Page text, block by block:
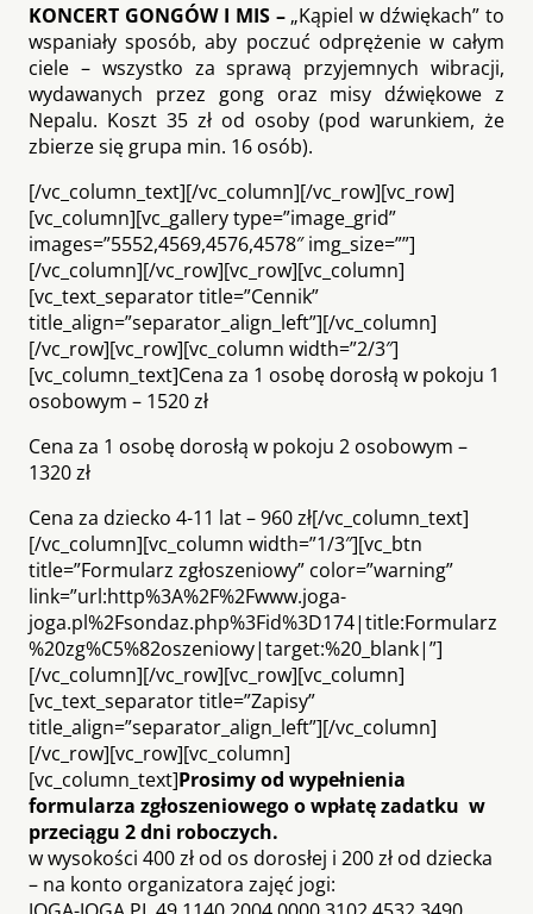
KONCERT GONGÓW I MIS –„Kąpiel w dźwiękach” to
wspaniały sposób, aby poczuć odprężenie w całym
ciele – wszystko za sprawą przyjemnych wibracji,
wydawanych przez gong oraz misy dźwiękowe z
Nepalu. Koszt 35 zł od osoby (pod warunkiem, że
zbierze się grupa min. 16 osób).
[/vc_column_text][/vc_column][/vc_row][vc_row]
[vc_column][vc_gallery type=”image_grid”
images=”5552,4569,4576,4578″ img_size=””]
[/vc_column][/vc_row][vc_row][vc_column]
[vc_text_separator title=”Cennik”
title_align=”separator_align_left”][/vc_column]
[/vc_row][vc_row][vc_column width=”2/3″]
[vc_column_text]Cena za 1 osobę dorosłą w pokoju 1
osobowym – 1520 zł
Cena za 1 osobę dorosłą w pokoju 2 osobowym –
1320 zł
Cena za dziecko 4-11 lat – 960 zł[/vc_column_text]
[/vc_column][vc_column width=”1/3″][vc_btn
title=”Formularz zgłoszeniowy” color=”warning”
link=”url:http%3A%2F%2Fwww.joga-
joga.pl%2Fsondaz.php%3Fid%3D174|title:Formularz
%20zg%C5%82oszeniowy|target:%20_blank|”]
[/vc_column][/vc_row][vc_row][vc_column]
[vc_text_separator title=”Zapisy”
title_align=”separator_align_left”][/vc_column]
[/vc_row][vc_row][vc_column]
[vc_column_text]Prosimy od wypełnienia
formularza zgłoszeniowego o wpłatę zadatku w
przeciągu 2 dni roboczych.
w wysokości 400 zł od os dorosłej i 200 zł od dziecka
– na konto organizatora zajęć jogi: